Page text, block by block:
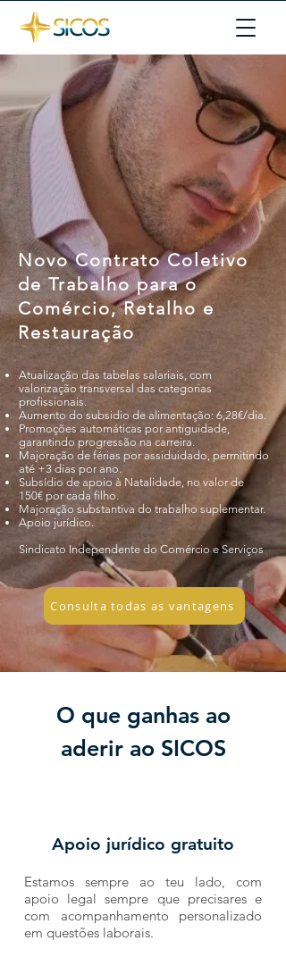
Novo Contrato Coletivo
de Trabalho para o
Comércio, Retalho e
Restauração
Atualização das tabelas salariais, com
valorização transversal das categorias
profissionais.
Aumento do subsidio de alimentação: 6,28€/dia.
Promoções automáticas por antiguidade,
garantindo progressão na carreira.
Majoração de férias por assiduidado, permitindo
até +3 dias por ano.
Subsídio de apoio à Natalidade, no valor de
150€ por cada filho.
Majoração substantiva do trabalho suplementar.
Apoio jurídico.
Sindicato Independente do Comércio e Serviços
Consulta todas as vantagens
O que ganhas ao
aderir ao SICOS
​Apoio jurídico gratuito
Estamos sempre ao teu lado, com
apoio legal sempre que precisares e
com acompanhamento personalizado
em questões laborais.